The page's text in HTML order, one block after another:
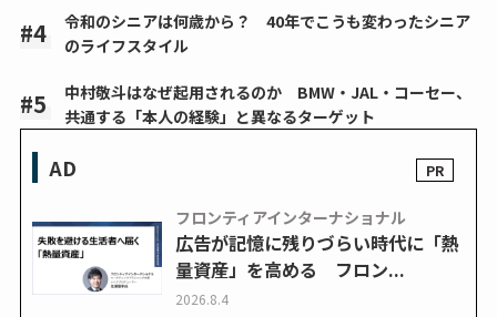
令和のシニアは何歳から？ 40年でこうも変わったシニア
のライフスタイル
中村敬斗はなぜ起用されるのか BMW・JAL・コーセー、
共通する「本人の経験」と異なるターゲット
AD
フロンティアインターナショナル
広告が記憶に残りづらい時代に「熱
量資産」を高める フロン...
2026.8.4